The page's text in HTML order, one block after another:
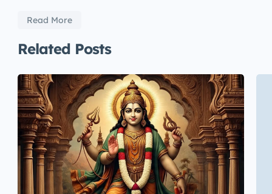
Read More
Related Posts